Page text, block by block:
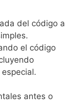
del código a
el código
antes o